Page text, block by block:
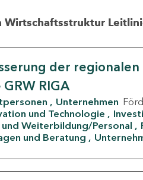
Wirtschaftsstruktur
der regionalen
RIGA
Unternehmen
und Technologie
Weiterbildung/Personal
und Beratung